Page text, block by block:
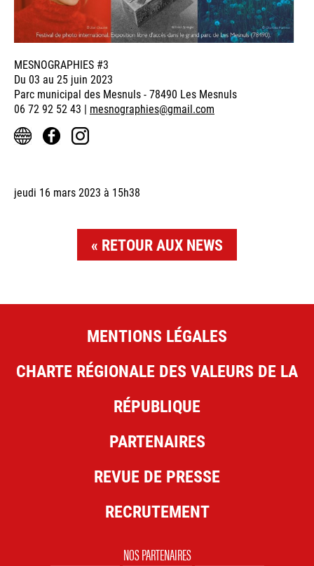
MESNOGRAPHIES #3
Du 03 au 25 juin 2023
Parc municipal des Mesnuls - 78490 Les Mesnuls
06 72 92 52 43 | mesnographies@gmail.com
jeudi 16 mars 2023 à 15h38
RETOUR AUX NEWS
MENTIONS LÉGALES
CHARTE RÉGIONALE DES VALEURS DE LA
RÉPUBLIQUE
PARTENAIRES
REVUE DE PRESSE
RECRUTEMENT
NOS PARTENAIRES